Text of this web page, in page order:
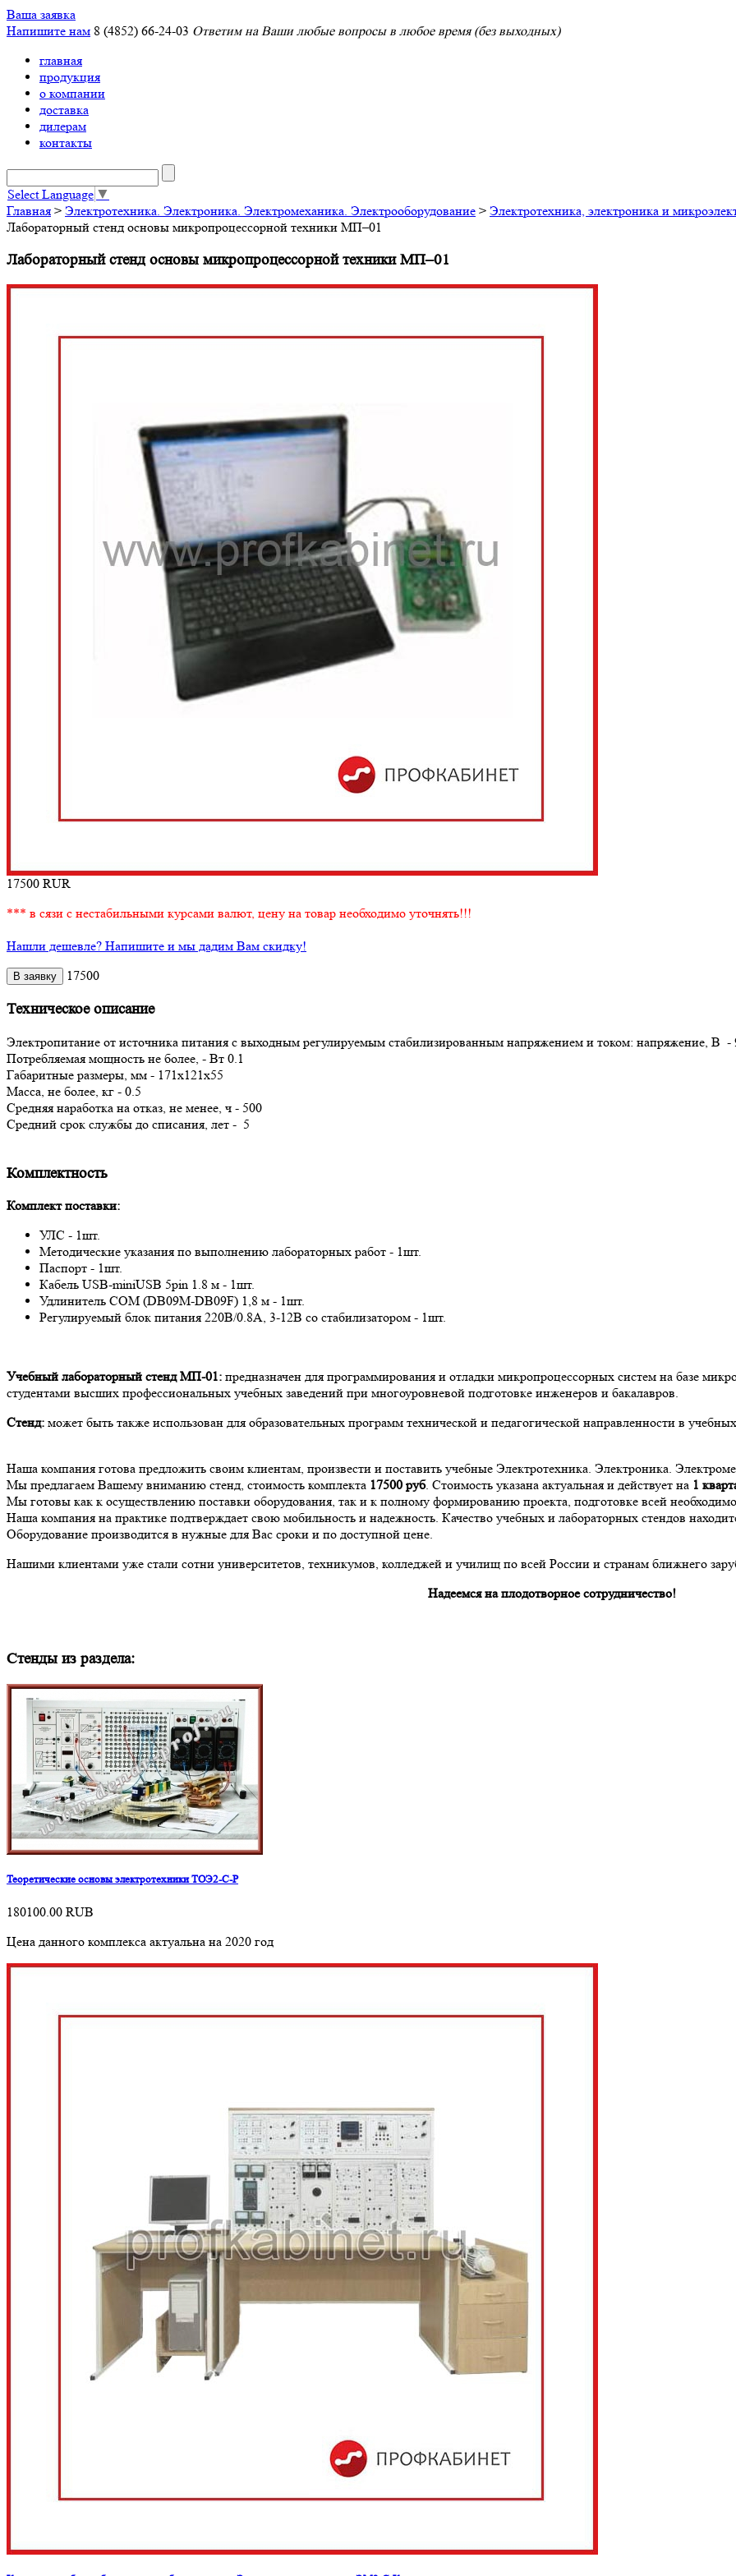
Ваша заявка
Напишите нам 8 (4852) 66-24-03 Ответим на Ваши любые вопросы в любое время (без выходных)
главная
продукция
о компании
доставка
дилерам
контакты
Select Language ▼
Главная > Электротехника. Электроника. Электромеханика. Электрооборудование > Электротехника, электроника и
Лабораторный стенд основы микропроцессорной техники МП–01
Лабораторный стенд основы микропроцессорной техники МП–01
17500 RUR
*** в сязи с нестабильными курсами валют, цену на товар необходимо уточнять!!!
Нашли дешевле? Напишите и мы дадим Вам скидку!
17500
Техническое описание
Электропитание от источника питания с выходным регулируемым стабилизированным напряжением и током: напряжение, В -
Потребляемая мощность не более, - Вт 0.1
Габаритные размеры, мм - 171x121x55
Масса, не более, кг - 0.5
Средняя наработка на отказ, не менее, ч - 500
Средний срок службы до списания, лет - 5
Комплектность
Комплект поставки:
УЛС - 1шт.
Методические указания по выполнению лабораторных работ - 1шт.
Паспорт - 1шт.
Кабель USB-miniUSB 5pin 1.8 м - 1шт.
Удлинитель COM (DB09M-DB09F) 1,8 м - 1шт.
Регулируемый блок питания 220В/0.8A, 3-12В со стабилизатором - 1шт.
Учебный лабораторный стенд МП-01: предназначен для программирования и отладки микропроцессорных систем на базе
студентами высших профессиональных учебных заведений при многоуровневой подготовке инженеров и бакалавров.
Стенд: может быть также использован для образовательных программ технической и педагогической направленности в
Наша компания готова предложить своим клиентам, произвести и поставить учебные Электротехника. Электроника.
Мы предлагаем Вашему вниманию стенд, стоимость комплекта 17500 руб. Стоимость указана актуальная и действует на 1
Мы готовы как к осуществлению поставки оборудования, так и к полному формированию проекта, подготовке всей
Наша компания на практике подтверждает свою мобильность и надежность. Качество учебных и лабораторных стендов
Оборудование производится в нужные для Вас сроки и по доступной цене.
Нашими клиентами уже стали сотни университетов, техникумов, колледжей и училищ по всей России и странам ближнего
Надеемся на плодотворное сотрудничество!
Стенды из раздела:
Теоретические основы электротехники ТОЭ2-С-Р
180100.00 RUB
Цена данного комплекса актуальна на 2020 год